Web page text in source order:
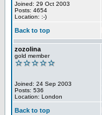
Joined: 29 Oct 2003
Posts: 4654
Location: :-)
Back to top
zozolina
gold member
Joined: 24 Sep 2003
Posts: 536
Location: London
Back to top